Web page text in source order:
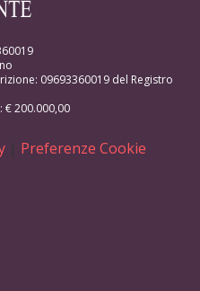
09693360019 del Registro
€ 200.000,00
| Preferenze Cookie